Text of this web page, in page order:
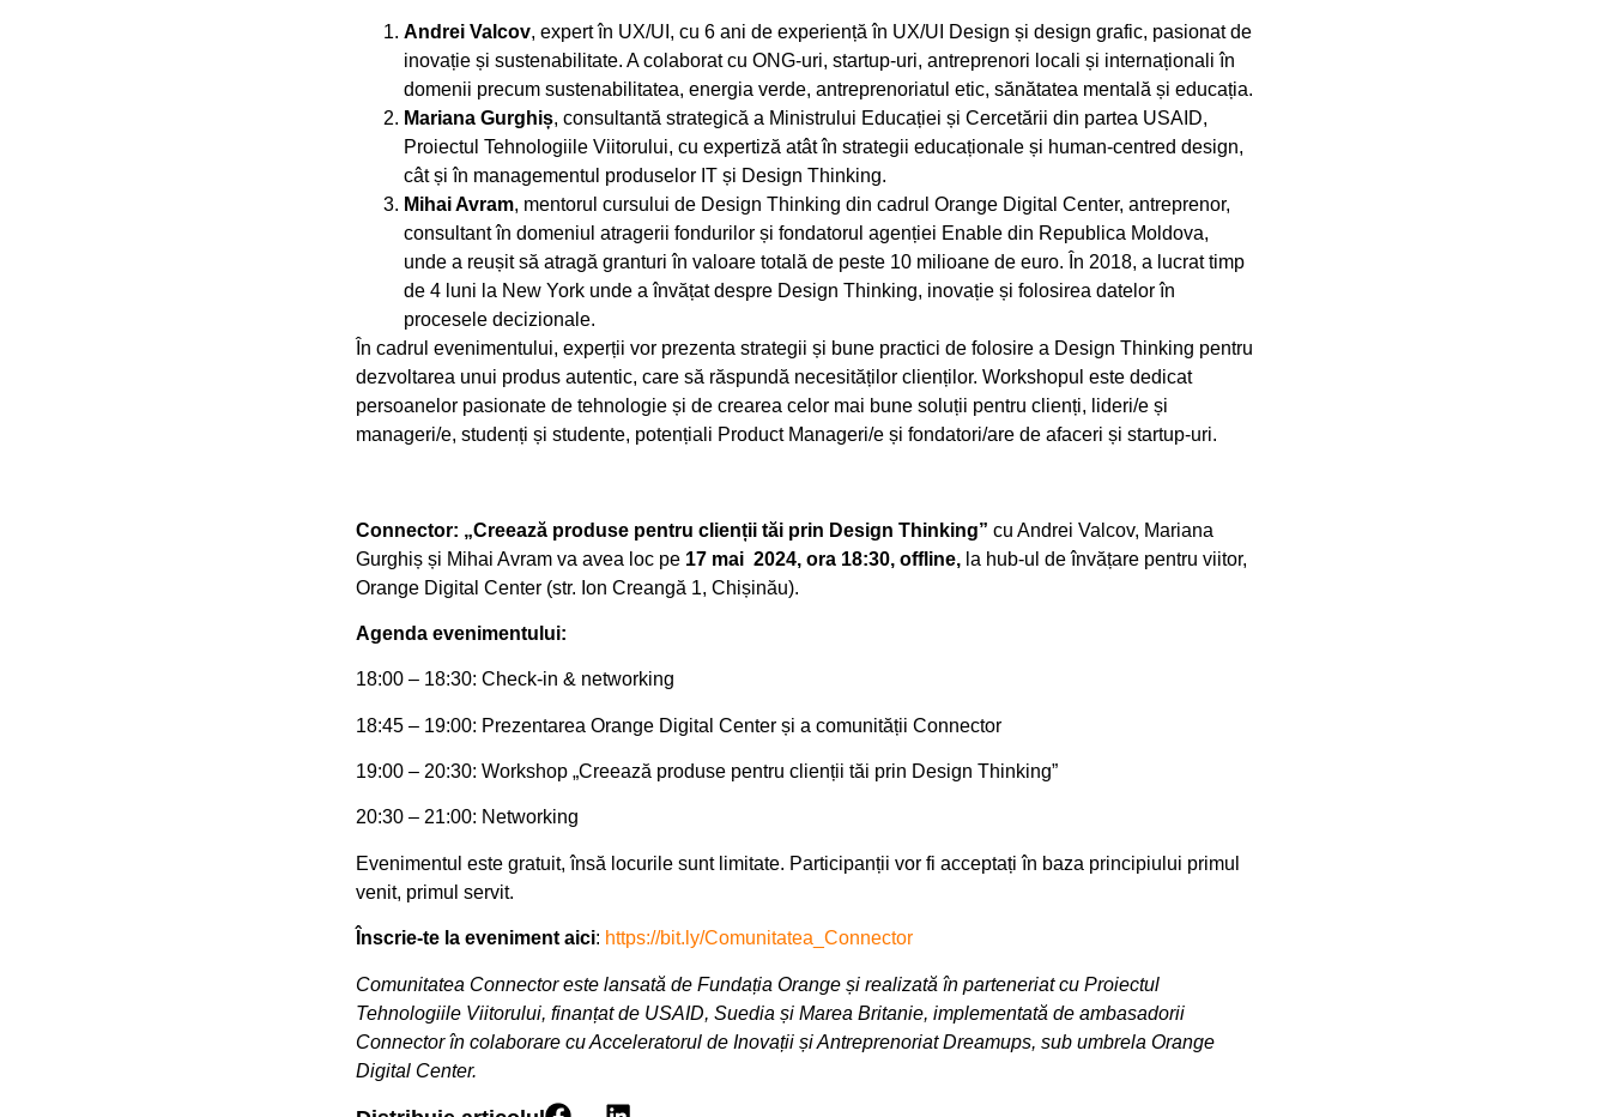
Andrei Valcov, expert în UX/UI, cu 6 ani de experiență în UX/UI Design și design grafic, pasionat de
inovație și sustenabilitate. A colaborat cu ONG-uri, startup-uri, antreprenori locali și internaționali în
domenii precum sustenabilitatea, energia verde, antreprenoriatul etic, sănătatea mentală și educația.
Mariana Gurghiș, consultantă strategică a Ministrului Educației și Cercetării din partea USAID,
Proiectul Tehnologiile Viitorului, cu expertiză atât în strategii educaționale și human-centred design,
cât și în managementul produselor IT și Design Thinking.
Mihai Avram, mentorul cursului de Design Thinking din cadrul Orange Digital Center, antreprenor,
consultant în domeniul atragerii fondurilor și fondatorul agenției Enable din Republica Moldova,
unde a reușit să atragă granturi în valoare totală de peste 10 milioane de euro. În 2018, a lucrat timp
de 4 luni la New York unde a învățat despre Design Thinking, inovație și folosirea datelor în
procesele decizionale.
În cadrul evenimentului, experții vor prezenta strategii și bune practici de folosire a Design Thinking pentru
dezvoltarea unui produs autentic, care să răspundă necesităților clienților. Workshopul este dedicat
persoanelor pasionate de tehnologie și de crearea celor mai bune soluții pentru clienți, lideri/e și
manageri/e, studenți și studente, potențiali Product Manageri/e și fondatori/are de afaceri și startup-uri.
Connector: „Creează produse pentru clienții tăi prin Design Thinking” cu Andrei Valcov, Mariana
Gurghiș și Mihai Avram va avea loc pe 17 mai 2024, ora 18:30, offline, la hub-ul de învățare pentru viitor,
Orange Digital Center (str. Ion Creangă 1, Chișinău).
Agenda evenimentului:
18:00 – 18:30: Check-in & networking
18:45 – 19:00: Prezentarea Orange Digital Center și a comunității Connector
19:00 – 20:30: Workshop „Creează produse pentru clienții tăi prin Design Thinking”
20:30 – 21:00: Networking
Evenimentul este gratuit, însă locurile sunt limitate. Participanții vor fi acceptați în baza principiului primul
venit, primul servit.
Înscrie-te la eveniment aici: https://bit.ly/Comunitatea_Connector
Comunitatea Connector este lansată de Fundația Orange și realizată în parteneriat cu Proiectul
Tehnologiile Viitorului, finanțat de USAID, Suedia și Marea Britanie, implementată de ambasadorii
Connector în colaborare cu Acceleratorul de Inovații și Antreprenoriat Dreamups, sub umbrela Orange
Digital Center.